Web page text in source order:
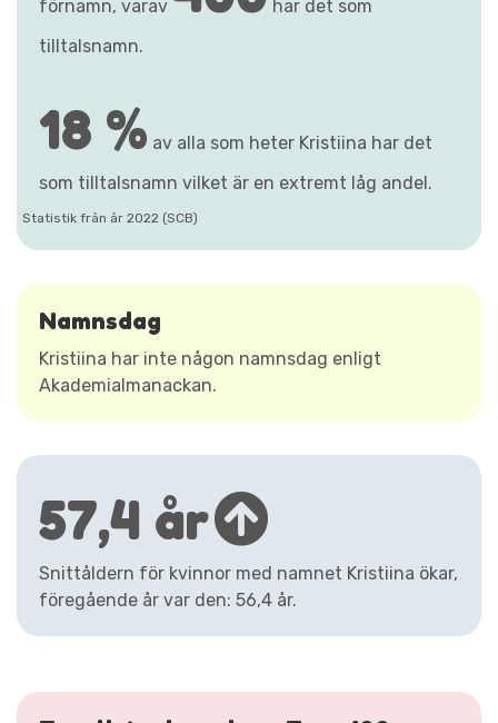
förnamn, varav
har det som
tilltalsnamn.
18 % av alla som heter Kristiina har det
som tilltalsnamn vilket är en extremt låg andel.
Statistik från år 2022 (SCB)
Namnsdag
Kristiina har inte någon namnsdag enligt
Akademialmanackan.
57,4 år
Snittåldern för kvinnor med namnet Kristiina ökar,
föregående år var den: 56,4 år.